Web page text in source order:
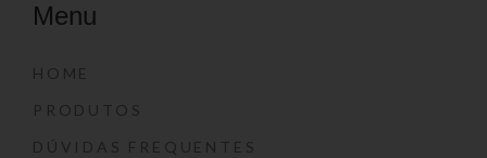
Menu
HOME
PRODUTOS
DÚVIDAS FREQUENTES